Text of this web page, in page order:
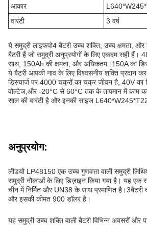
आकार
वारंटी
3 वर्ष
ये समुद्री लाइफपो4 बैटरी उच्च शक्ति, उच्च क्षमता,
बैटरी हैं जो समुद्री अनुप्रयोगों के लिए एकदम सही हैं।
साथ, 150Ah की क्षमता, और अधिकतम।150A का
ये बैटरी आपकी नाव के लिए विश्वसनीय शक्ति प्रदान
डिस्चार्ज पर 4000 चक्रों का चक्र जीवन है, 40V
वोल्टेज,और -20°C से 60°C तक के तापमान में काम
साल की वारंटी है और इनकी साइज
अनुप्रयोग:
लीडयो LP48150 एक उच्च गुणवत्ता वाली समुद्री
समुद्री नौकाओं के लिए डिज़ाइन किया गया है। यह एक
चीन में निर्मित और UN38 के साथ प्रमाणित है।3बैटरी
और इसकी कीमत 900 डॉलर है।
यह समुद्री उच्च शक्ति वाली बैटरी विभिन्न अवसरों और